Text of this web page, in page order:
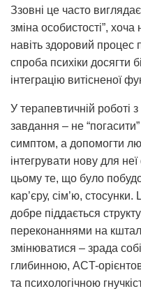
Ззовні це часто
зміна особистості”,
навіть здоровий процес
спроба психіки досягти
інтеграцію витісненої
У терапевтичній роботі
завдання – не
симптом, а допомогти
інтегрувати нову для
цьому те, що було
кар’єру, сім’ю,
добре піддається
переконаннями на
змінюватися – зрада
глибинною, ACT-
та психологічною